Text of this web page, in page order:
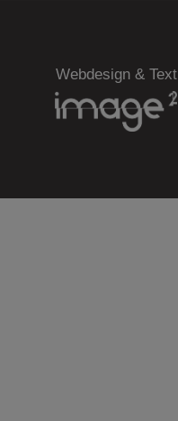
Webdesign & Text